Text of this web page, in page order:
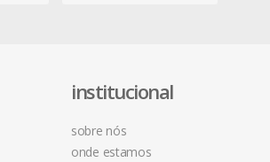
institucional
sobre nós
onde estamos